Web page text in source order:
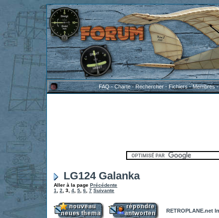
FAQ-Charte-Rechercher-Fichiers-Membres
LG124 Galanka
Aller à la page Précédente
1
2 3 4 5 6 7 Suivante
RETROPLANE.net